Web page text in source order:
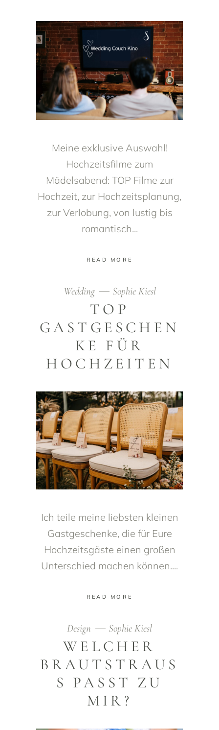
Meine exklusive Auswahl!
Hochzeitsfilme zum
Mädelsabend: TOP Filme zur
Hochzeit, zur Hochzeitsplanung,
zur Verlobung, von lustig bis
romantisch
READ MORE
Wedding Sophie Kiesl
TOP
GASTGESCHEN
KE FÜR
HOCHZEITEN
Ich teile meine liebsten kleinen
Gastgeschenke, die für Eure
Hochzeitsgäste einen großen
Unterschied machen können.
READ MORE
Design Sophie Kiesl
WELCHER
BRAUTSTRAUS
S PASST ZU
MIR?